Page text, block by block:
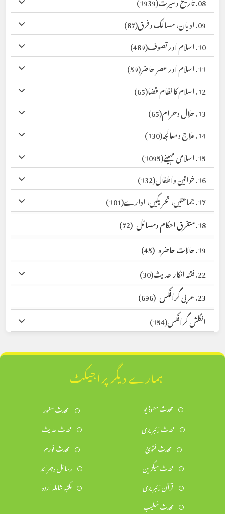
09. ادیان، مسالک وفرق
(87)
10. اسلام اور تصوف
(489)
11. اسلام اور عصر حاضر
(59)
12. اسلام کا نظام قضا
(65)
13. حلال وحرام
(65)
14. علاج ومعالجہ
(130)
15. اسلامی مہینے
(1095)
16. خواتین واطفال
(132)
17. جماعتیں، تحریکیں، ادارے
(101)
18. متفرق احکام ومسائل
(72)
19. حالات حاضرہ
(45)
22. فتنہ انکار حدیث
(30)
23. عربی گرافکس
(696)
انگلش گرافکس(154)
ہمارے دیگر پراجیکٹ
محدث سٹوڈیو
محدث سٹور
محدث لائبریری
محدث حدیث
محدث فتویٰ
محدث فورم
محدث میگزین
رسائل وجرائد
قرآن لائبریری
مکتبہ شاملہ اردو
محدث خطیب